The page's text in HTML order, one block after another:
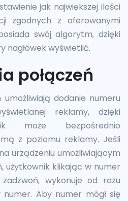
jak największej ilości
zgodnych z oferowanymi
swój algorytm, dzięki
nagłówek wyświetlić.
połączeń
umożliwiają dodanie numeru
reklamy, dzięki
może bezpośrednio
z poziomu reklamy. Jeśli
urządzeniu umożliwiającym
użytkownik klikając w numer
wykonuje od razu
Aby numer mógł się